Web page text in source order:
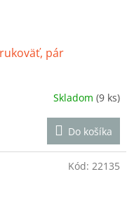
pár
Skladom(9 ks)
Do košíka
Kód: 22135